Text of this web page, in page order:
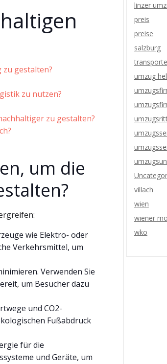
gestalten?
zu nutzen?
zu gestalten?
um die
wie Elektro- oder
Verkehrsmittel, um
Verwenden Sie
um Besucher dazu
und CO2-
Fußabdruck
für die
und Geräte, um
linzer
preis
preise
salzburg
umzug
villach
wien
wiener
wko